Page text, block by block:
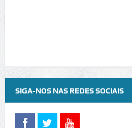
SIGA-NOS NAS REDES SOCIAIS